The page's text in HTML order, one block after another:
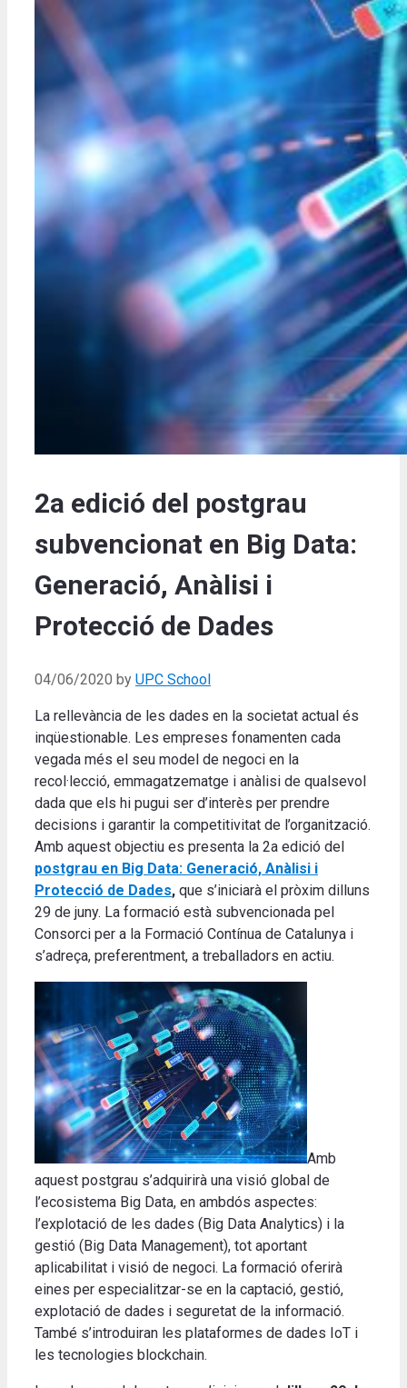
2a edició del postgrau
subvencionat en Big Data:
Generació, Anàlisi i
Protecció de Dades
04/06/2020 by UPC School
La rellevància de les dades en la societat actual és
inqüestionable. Les empreses fonamenten cada
vegada més el seu model de negoci en la
recol·lecció, emmagatzematge i anàlisi de qualsevol
dada que els hi pugui ser d’interès per prendre
decisions i garantir la competitivitat de l’organització.
Amb aquest objectiu es presenta la 2a edició del
postgrau en Big Data: Generació, Anàlisi i
Protecció de Dades, que s’iniciarà el pròxim dilluns
29 de juny. La formació està subvencionada pel
Consorci per a la Formació Contínua de Catalunya i
s’adreça, preferentment, a treballadors en actiu.
Amb
aquest postgrau s’adquirirà una visió global de
l’ecosistema Big Data, en ambdós aspectes:
l’explotació de les dades (Big Data Analytics) i la
gestió (Big Data Management), tot aportant
aplicabilitat i visió de negoci. La formació oferirà
eines per especialitzar-se en la captació, gestió,
explotació de dades i seguretat de la informació.
També s’introduiran les plataformes de dades IoT i
les tecnologies blockchain.